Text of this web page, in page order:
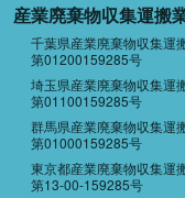
産業廃棄物収集運搬
千葉県産業廃棄物収集運
第01200159285号
埼玉県産業廃棄物収集運
第01100159285号
群馬県産業廃棄物収集運
第01000159285号
東京都産業廃棄物収集運
第13-00-159285号